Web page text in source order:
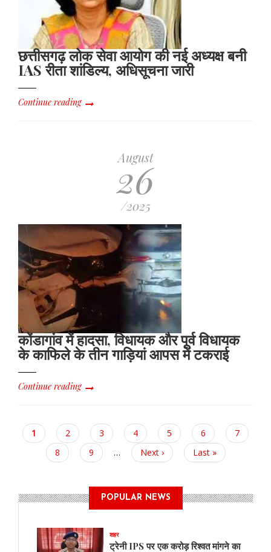
छत्तीसगढ़ लोक सेवा आयोग की नई अध्यक्ष बनी
IAS रीता शांडिल्य, अधिसूचना जारी
Continue reading
August
26
/2025
कोंडागांव में हादसा, विधायक और पूर्व विधायक
के काफिले के तीन गाड़ियां आपस में टकराई
Continue reading
Current
page
1 Page
2 Page
3 Page
4 Page
5 Page
6 Page
7
Page
8 Page
9 …
Next
page
Next ›
Last
page
Last »
POPULAR NEWS
शहर
ट्रेनी IPS पर एक करोड़ रिश्वत मांगने का